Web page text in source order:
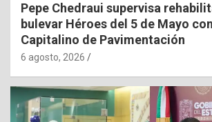
Pepe Chedraui supervisa
bulevar Héroes del 5 de Mayo
Capitalino de Pavimentación
6 agosto, 2026